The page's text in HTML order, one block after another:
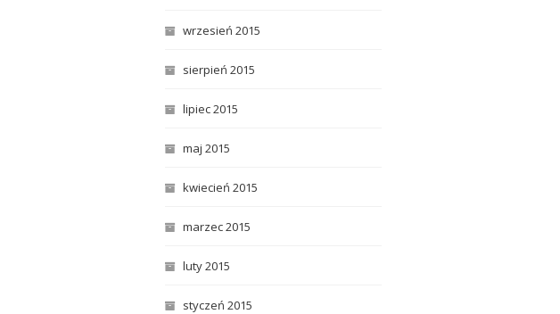
wrzesień 2015
sierpień 2015
lipiec 2015
maj 2015
kwiecień 2015
marzec 2015
luty 2015
styczeń 2015